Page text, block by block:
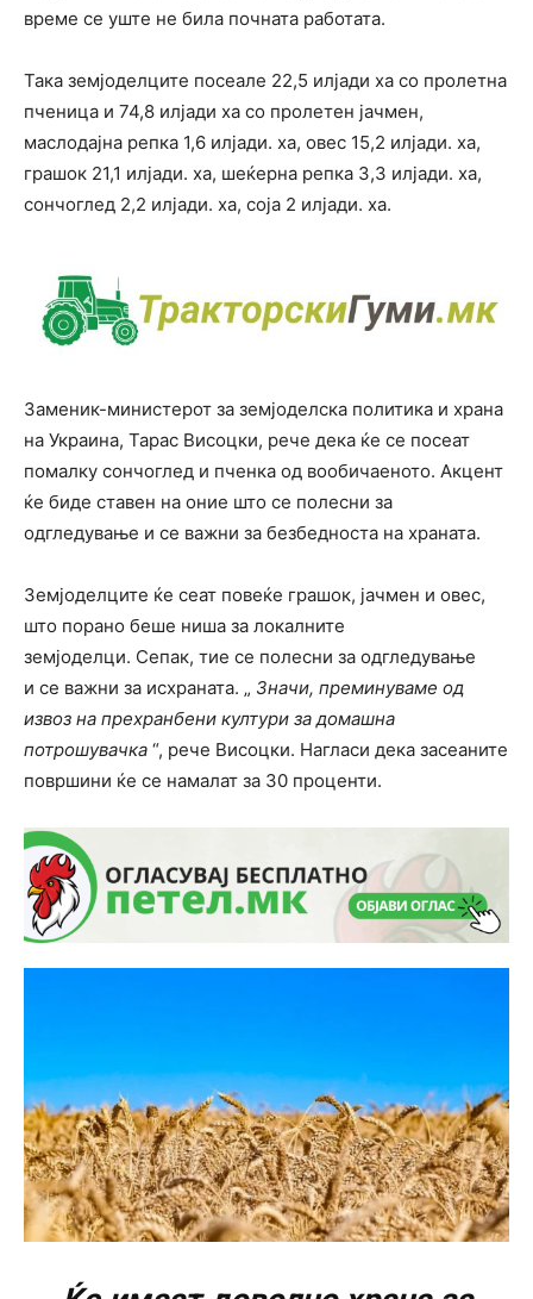
време се уште не била почната работата.
Така земјоделците посеале 22,5 илјади ха со пролетна
пченица и 74,8 илјади ха со пролетен јачмен,
маслодајна репка 1,6 илјади. ха, овес 15,2 илјади. ха,
грашок 21,1 илјади. ха, шеќерна репка 3,3 илјади. ха,
сончоглед 2,2 илјади. ха, соја 2 илјади. ха.
Заменик-министерот за земјоделска политика и храна
на Украина, Тарас Висоцки, рече дека ќе се посеат
помалку сончоглед и пченка од вообичаеното. Акцент
ќе биде ставен на оние што се полесни за
одгледување и се важни за безбедноста на храната.
Земјоделците ќе сеат повеќе грашок, јачмен и овес,
што порано беше ниша за локалните
земјоделци. Сепак, тие се полесни за одгледување
и се важни за исхраната. „ Значи, преминуваме од
извоз на прехранбени култури за домашна
потрошувачка “, рече Висоцки. Нагласи дека засеаните
површини ќе се намалат за 30 проценти.